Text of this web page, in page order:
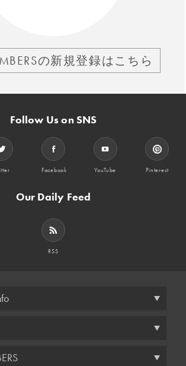
の新規登録はこちら
Follow Us on SNS
Facebook YouTube Pinterest
Our Daily Feed
RSS